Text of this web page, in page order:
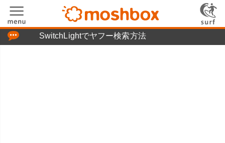
SwitchLightでヤフー検索方法
「つぶやき」の使い方